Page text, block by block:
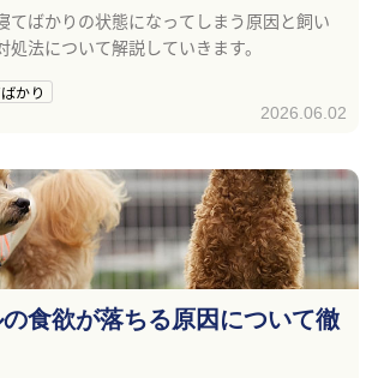
てばかりの状態になってしまう原因と飼い
法について解説していきます。
かり
2026.06.02
の食欲が落ちる原因について徹